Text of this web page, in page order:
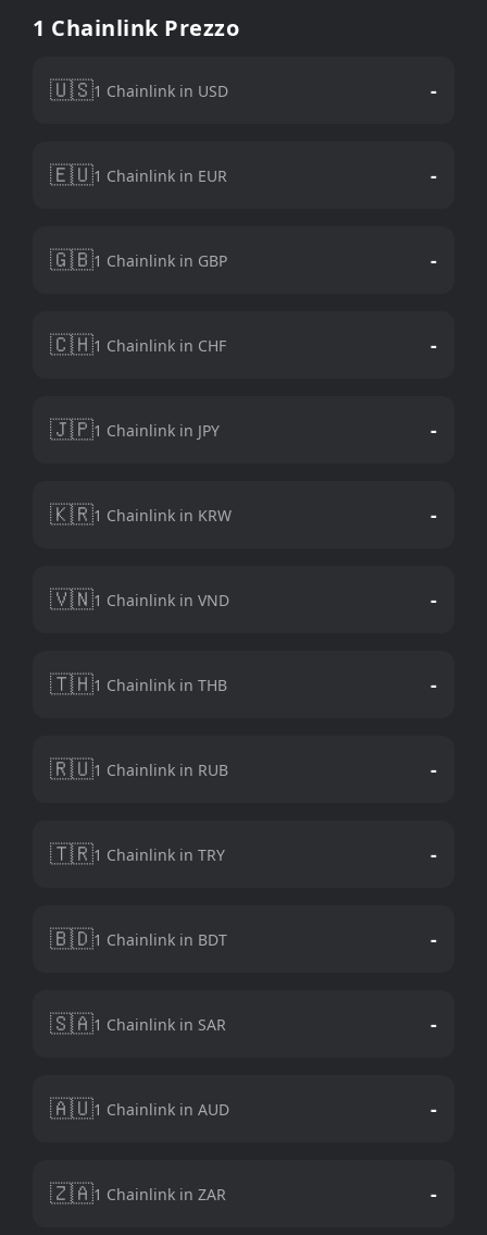
1 Chainlink Prezzo
🇺🇸1 Chainlink in USD -
🇪🇺1 Chainlink in EUR -
🇬🇧1 Chainlink in GBP -
🇨🇭1 Chainlink in CHF -
🇯🇵1 Chainlink in JPY -
🇰🇷1 Chainlink in KRW -
🇻🇳1 Chainlink in VND -
🇹🇭1 Chainlink in THB -
🇷🇺1 Chainlink in RUB -
🇹🇷1 Chainlink in TRY -
🇧🇩1 Chainlink in BDT -
🇸🇦1 Chainlink in SAR -
🇦🇺1 Chainlink in AUD -
🇿🇦1 Chainlink in ZAR -